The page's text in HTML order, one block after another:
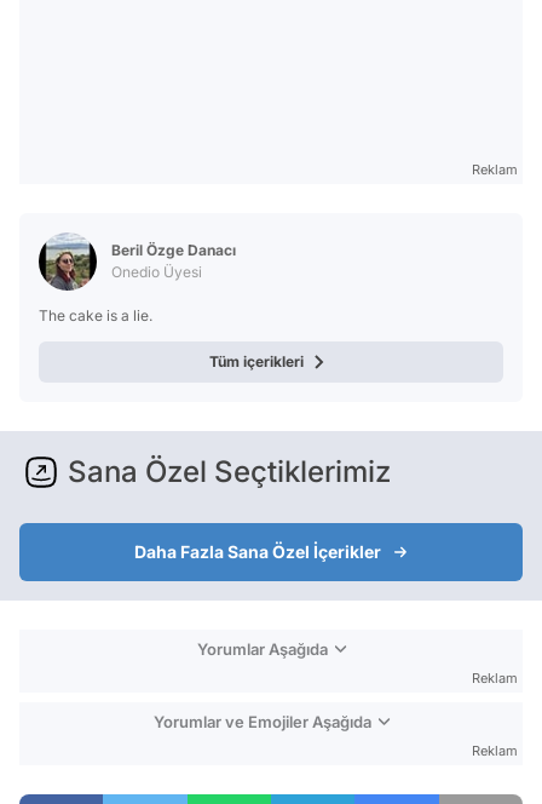
Reklam
Beril Özge Danacı
Onedio Üyesi
The cake is a lie.
Tüm içerikleri
Sana Özel Seçtiklerimiz
Daha Fazla Sana Özel İçerikler
Yorumlar Aşağıda
Reklam
Yorumlar ve Emojiler Aşağıda
Reklam